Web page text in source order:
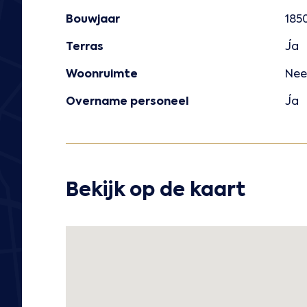
Bouwjaar
Terras Ja
Woonruimte Nee
Overname personeel Ja
Bekijk op de kaart